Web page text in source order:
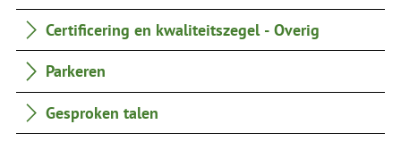
Certificering en kwaliteitszegel - Overig
Parkeren
Gesproken talen